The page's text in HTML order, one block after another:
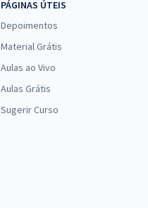
PÁGINAS ÚTEIS
Depoimentos
Material Grátis
Aulas ao Vivo
Aulas Grátis
Sugerir Curso